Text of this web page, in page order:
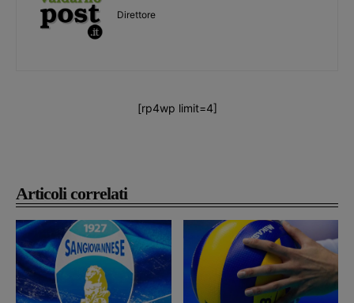
Articoli correlati
Direttore
[rp4wp limit=4]